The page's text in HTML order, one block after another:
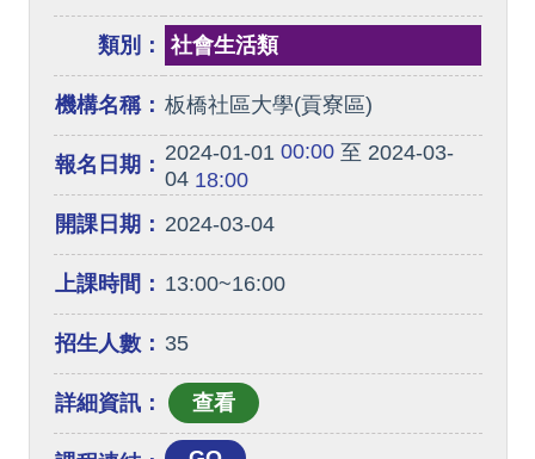
類別： 社會生活類
機構名稱： 板橋社區大學(貢寮區)
報名日期： 2024-01-01 00:00至 2024-03-
0418:00
開課日期： 2024-03-04
上課時間： 13:00~16:00
招生人數： 35
詳細資訊：